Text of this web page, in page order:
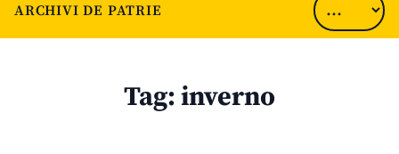
ARCHIVI DE PATRIE
Tag:inverno